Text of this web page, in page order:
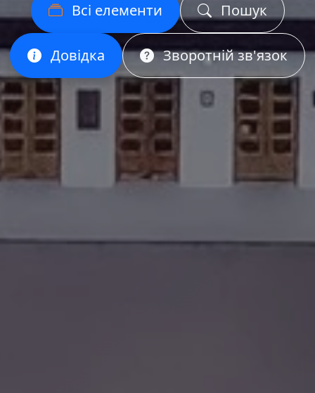
Всі елементи Пошук
Довідка Зворотній зв'язок